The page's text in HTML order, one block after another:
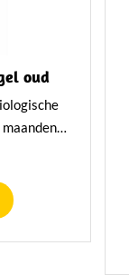
oud
romige
om het
te